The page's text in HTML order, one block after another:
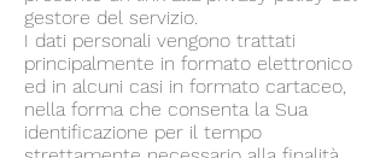
gestore del servizio.
I dati personali vengono trattati
principalmente in formato elettronico
ed in alcuni casi in formato cartaceo,
nella forma che consenta la Sua
identificazione per il tempo